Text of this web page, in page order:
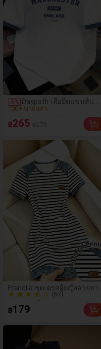
-5% Daypath เสื้อยืดแขนสั้น
พิมพ์ลายตัวอักษรและ
สโลแกนตัดขอบสีตัดกัน
สำหรับผู้ชาย, ลำลองและ
100+ ขายแล้ว
฿265
Franclia ชุดเดรสผู้หญิงลายทาง
สีดำขาวแบบแพตช์เวิร์ก
เอฟเฟกต์เดนิม สำหรับฤดูร้อน
รุ่นใหม่ พิมพ์ดิจิทัลลายทางแบบ
(67)
80+ ขายแล้ว
80+ ขายแล้ว
฿179